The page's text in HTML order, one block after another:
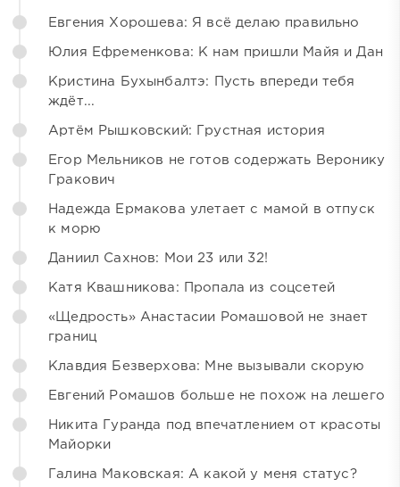
Евгения Хорошева: Я всё делаю правильно
Юлия Ефременкова: К нам пришли Майя и Дан
Кристина Бухынбалтэ: Пусть впереди тебя
ждёт...
Артём Рышковский: Грустная история
Егор Мельников не готов содержать Веронику
Гракович
Надежда Ермакова улетает с мамой в отпуск
к морю
Даниил Сахнов: Мои 23 или 32!
Катя Квашникова: Пропала из соцсетей
«Щедрость» Анастасии Ромашовой не знает
границ
Клавдия Безверхова: Мне вызывали скорую
Евгений Ромашов больше не похож на лешего
Никита Гуранда под впечатлением от красоты
Майорки
Галина Маковская: А какой у меня статус?